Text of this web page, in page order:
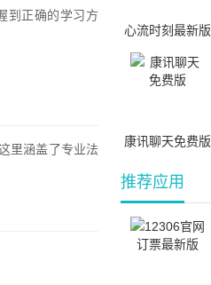
到正确的学习方
里涵盖了专业法
心流时刻最新版
康讯聊天免费版
推荐应用